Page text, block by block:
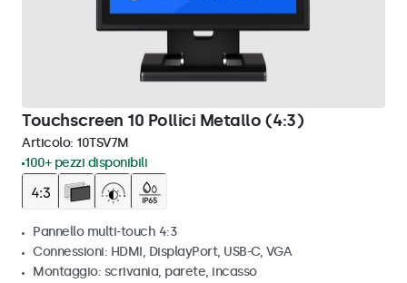
Touchscreen 10 Pollici Metallo (4:3)
Articolo: 10TSV7M
100+ pezzi disponibili
Pannello multi-touch 4:3
Connessioni: HDMI, DisplayPort, USB-C, VGA
Montaggio: scrivania, parete, incasso